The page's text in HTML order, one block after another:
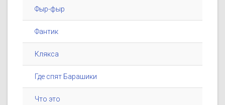
Фыр-фыр
Фантик
Клякса
Где спят Барашики
Что это